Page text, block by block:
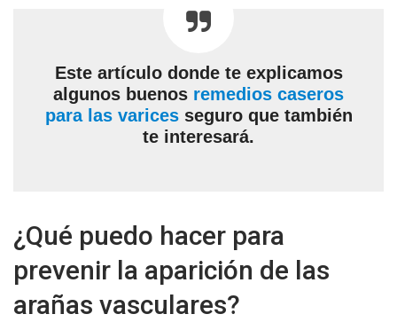
Este artículo donde te explicamos
algunos buenos remedios caseros
para las varicesseguro que también
te interesará.
¿Qué puedo hacer para
prevenir la aparición de las
arañas vasculares?